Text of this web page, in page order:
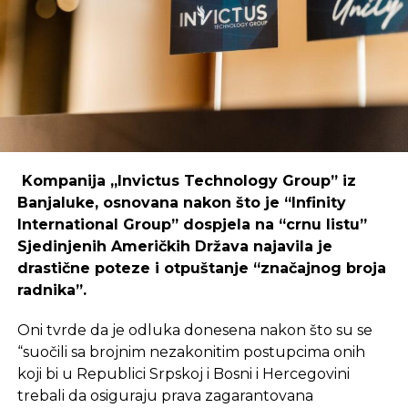
coworking prostori mogu uspješno djelovati i u
regijama koje nisu urbani centri, ali zahtijeva
podršku i ulaganja koja će omogućiti dugoročnu
održivost ovakvih inicijativa.
Ulaganje u coworking prostor u Čapljini moglo bi
postati ključan korak prema stvaranju napredne
poslovne klime, privlačenju novih profesionalaca te
nove projekte i lokalnu ekonomiju.
Kompanija „Invictus Technology Group” iz
Banjaluke, osnovana nakon što je “Infinity
International Group” dospjela na “crnu listu”
Sjedinjenih Američkih Država najavila je
drastične poteze i otpuštanje “značajnog broja
radnika”.
Oni tvrde da je odluka donesena nakon što su se
“suočili sa brojnim nezakonitim postupcima onih
koji bi u Republici Srpskoj i Bosni i Hercegovini
trebali da osiguraju prava zagarantovana